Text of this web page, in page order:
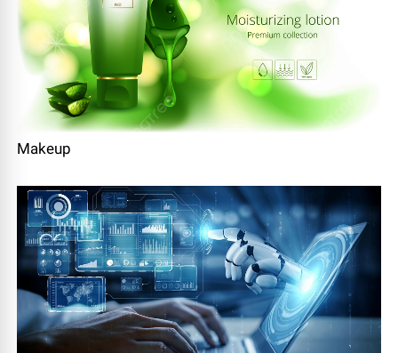
Makeup